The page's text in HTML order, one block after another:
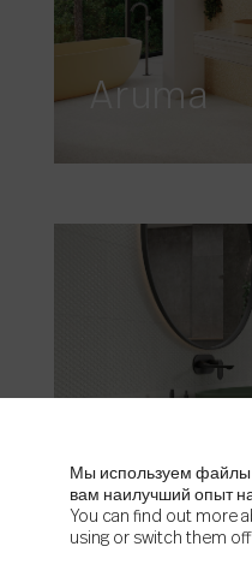
Aruma
Мы используем файлы
вам наилучший опыт
You can find out more
using or switch them off